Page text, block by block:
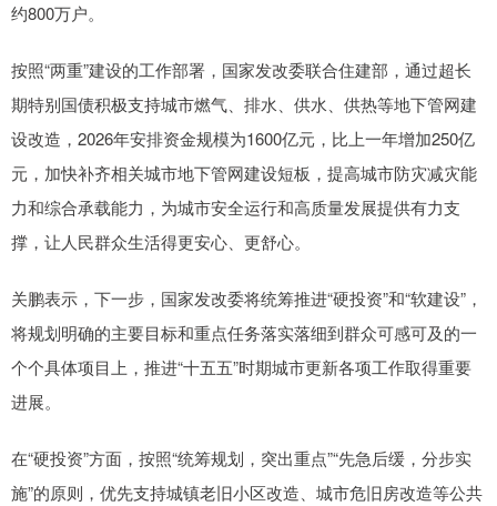
约800万户。
按照“两重”建设的工作部署，国家发改委联合住建部，通过超长
期特别国债积极支持城市燃气、排水、供水、供热等地下管网建
设改造，2026年安排资金规模为1600亿元，比上一年增加250亿
元，加快补齐相关城市地下管网建设短板，提高城市防灾减灾能
力和综合承载能力，为城市安全运行和高质量发展提供有力支
撑，让人民群众生活得更安心、更舒心。
关鹏表示，下一步，国家发改委将统筹推进“硬投资”和“软建设”，
将规划明确的主要目标和重点任务落实落细到群众可感可及的一
个个具体项目上，推进“十五五”时期城市更新各项工作取得重要
进展。
在“硬投资”方面，按照“统筹规划，突出重点”“先急后缓，分步实
施”的原则，优先支持城镇老旧小区改造、城市危旧房改造等公共